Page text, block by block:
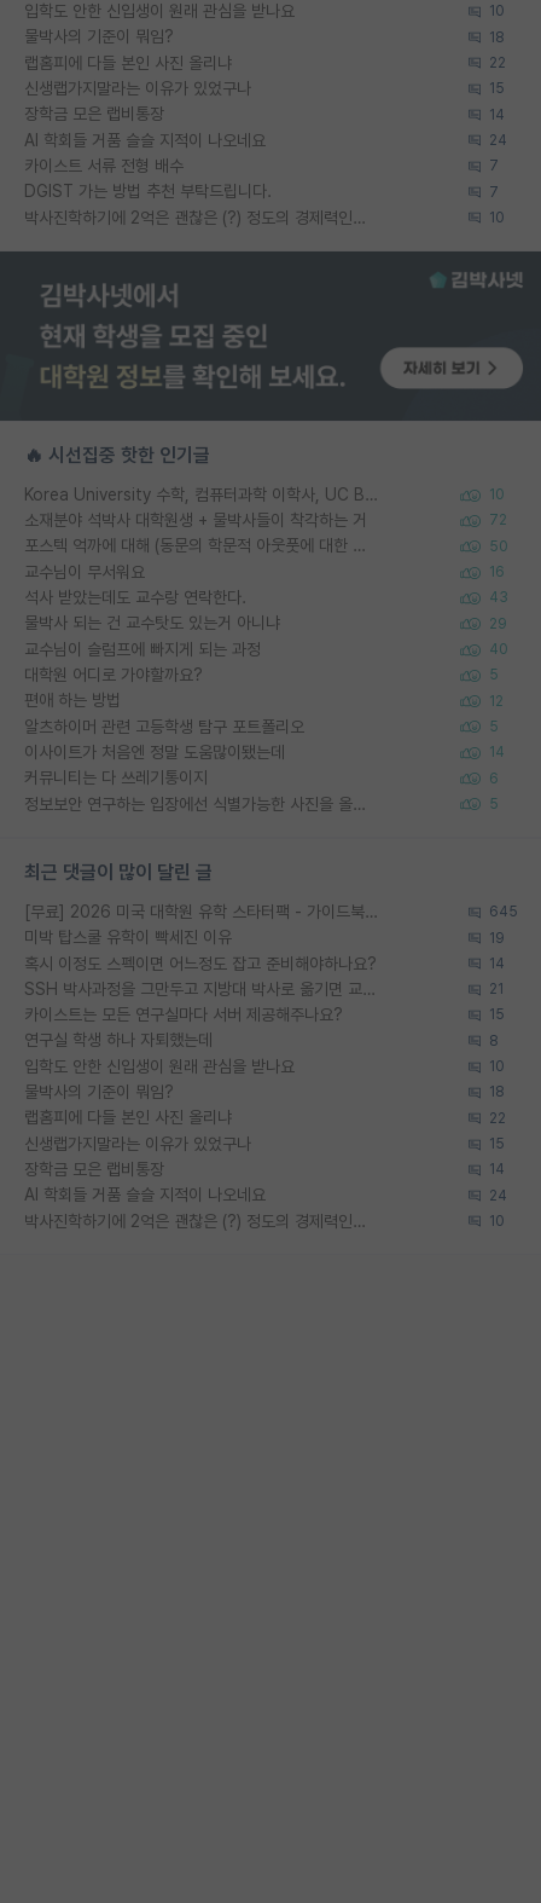
입학도 안한 신입생이 원래 관심을 받나요 10
물박사의 기준이 뭐임? 18
랩홈피에 다들 본인 사진 올리냐 22
신생랩가지말라는 이유가 있었구나 15
장학금 모은 랩비통장 14
AI 학회들 거품 슬슬 지적이 나오네요 24
카이스트 서류 전형 배수 7
DGIST 가는 방법 추천 부탁드립니다. 7
박사진학하기에 2억은 괜찮은 (?) 정도의 경제력인가요 10
🔥 시선집중 핫한 인기글
Korea University 수학, 컴퓨터과학 이학사, UC Berkeley 산업공학 대학원 공학박사가 되는 것은 쉽지 않겠죠? 10
소재분야 석박사 대학원생 + 물박사들이 착각하는 거 72
포스텍 억까에 대해 (동문의 학문적 아웃풋에 대한 반박) 50
교수님이 무서워요 16
석사 받았는데도 교수랑 연락한다. 43
물박사 되는 건 교수탓도 있는거 아니냐 29
교수님이 슬럼프에 빠지게 되는 과정 40
대학원 어디로 가야할까요? 5
편애 하는 방법 12
알츠하이머 관련 고등학생 탐구 포트폴리오 5
이사이트가 처음엔 정말 도움많이됐는데 14
커뮤니티는 다 쓰레기통이지 6
정보보안 연구하는 입장에선 식별가능한 사진을 올리는건 비추이긴함 5
최근 댓글이 많이 달린 글
[무료] 2026 미국 대학원 유학 스타터팩 - 가이드북 & 합격자 컨택메일 템플릿 645
미박 탑스쿨 유학이 빡세진 이유 19
혹시 이정도 스펙이면 어느정도 잡고 준비해야하나요? 14
SSH 박사과정을 그만두고 지방대 박사로 옮기면 교수의 꿈은 끝일까요? 21
카이스트는 모든 연구실마다 서버 제공해주나요? 15
연구실 학생 하나 자퇴했는데 8
입학도 안한 신입생이 원래 관심을 받나요 10
물박사의 기준이 뭐임? 18
랩홈피에 다들 본인 사진 올리냐 22
신생랩가지말라는 이유가 있었구나 15
장학금 모은 랩비통장 14
AI 학회들 거품 슬슬 지적이 나오네요 24
박사진학하기에 2억은 괜찮은 (?) 정도의 경제력인가요 10